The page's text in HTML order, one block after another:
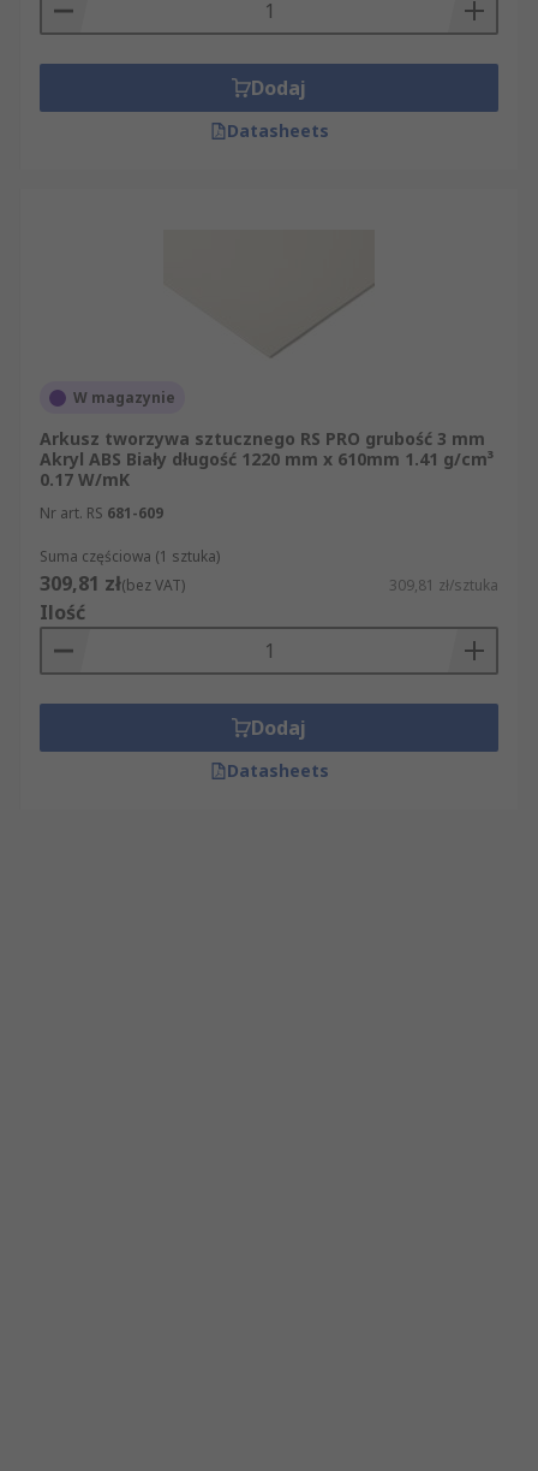
Dodaj
Datasheets
W magazynie
Arkusz tworzywa sztucznego RS PRO grubość 3 mm
Akryl ABS Biały długość 1220 mm x 610mm 1.41 g/cm³
0.17 W/mK
Nr art. RS 681-609
Suma częściowa (1 sztuka)
309,81 zł(bez VAT) 309,81 zł/sztuka
Ilość
Dodaj
Datasheets